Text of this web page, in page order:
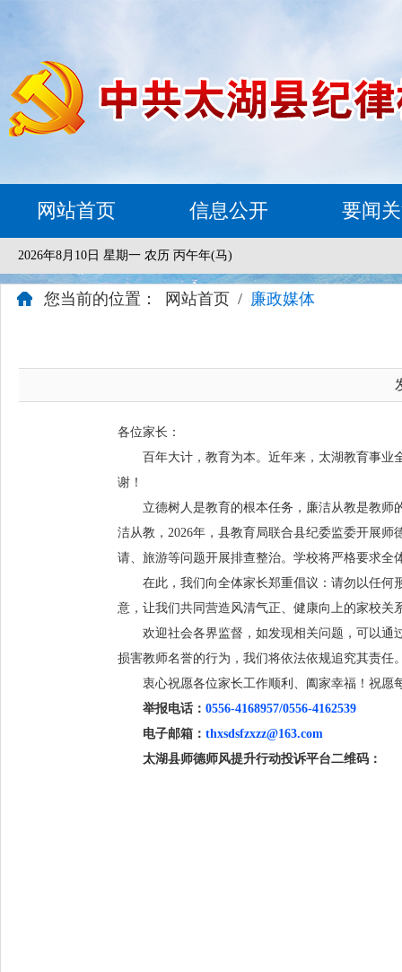
网站首页 信息公开 要闻
2026年8月10日 星期一 农历 丙午年(马)
您当前的位置： 网站首页 / 廉政媒体
各位家长：
百年大计，教育为本。近年来，太湖教育事业
谢！
立德树人是教育的根本任务，廉洁从教是教
洁从教，2026年，县教育局联合县纪委监委开展
请、旅游等问题开展排查整治。学校将严格要求
在此，我们向全体家长郑重倡议：请勿以任何
意，让我们共同营造风清气正、健康向上的家校关
欢迎社会各界监督，如发现相关问题，可以通
损害教师名誉的行为，我们将依法依规追究其责任
衷心祝愿各位家长工作顺利、阖家幸福！祝愿
举报电话： 0556-4168957/0556-4162539
电子邮箱： thxsdsfzxzz@163.com
太湖县师德师风提升行动投诉平台二维码：